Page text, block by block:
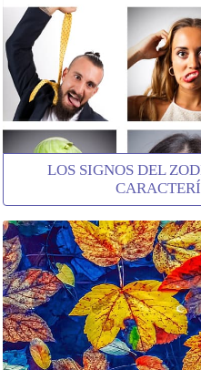
LOS SIGNOS DEL